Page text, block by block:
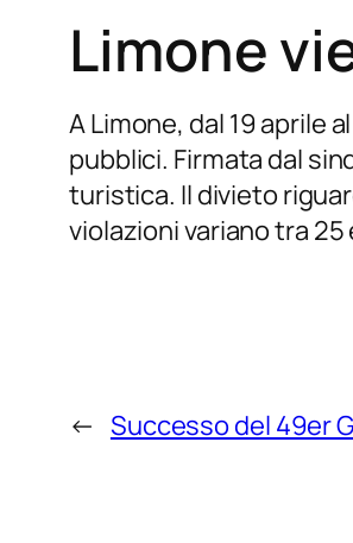
Limone
A Limone, dal 19 aprile
pubblici. Firmata dal
turistica. Il divieto
violazioni variano tra 25
← Successo del 49er